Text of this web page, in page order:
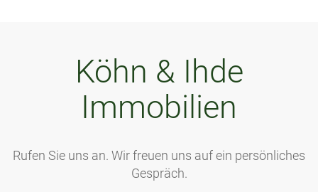
Köhn & Ihde
Immobilien
Rufen Sie uns an. Wir freuen uns auf ein persönliches
Gespräch.